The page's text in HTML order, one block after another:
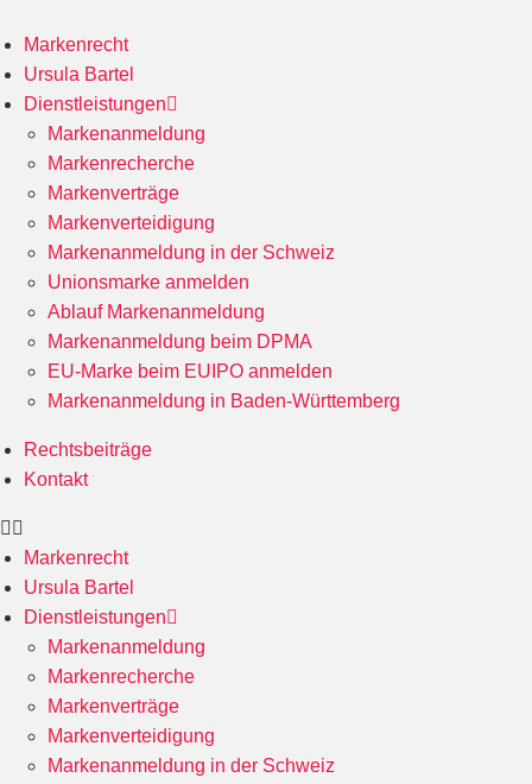
Inhalt
wechseln
Markenrecht
Ursula Bartel
Dienstleistungen
Markenanmeldung
Markenrecherche
Markenverträge
Markenverteidigung
Markenanmeldung in der Schweiz
Unionsmarke anmelden
Ablauf Markenanmeldung
Markenanmeldung beim DPMA
EU-Marke beim EUIPO anmelden
Markenanmeldung in Baden-Württemberg
Rechtsbeiträge
Kontakt
Markenrecht
Ursula Bartel
Dienstleistungen
Markenanmeldung
Markenrecherche
Markenverträge
Markenverteidigung
Markenanmeldung in der Schweiz